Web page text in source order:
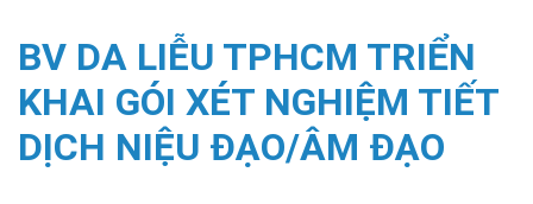
BV DA LIỄU TPHCM TRIỂN
KHAI GÓI XÉT NGHIỆM TIẾT
DỊCH NIỆU ĐẠO/ÂM ĐẠO